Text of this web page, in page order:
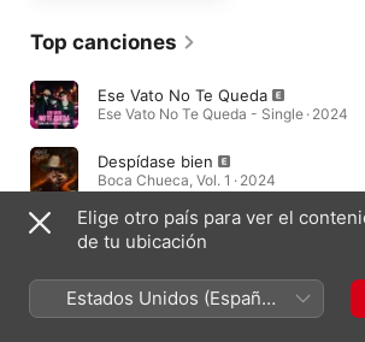
Top canciones
Ese Vato No Te Queda
Ese Vato No Te Queda - Single · 2024
Despídase bien
Boca Chueca, Vol. 1 · 2024
El Amor De Mi Herida
Palabra De To's · 2024
Elige otro país para ver el
de tu ubicación
Estados Unidos (Español
México)